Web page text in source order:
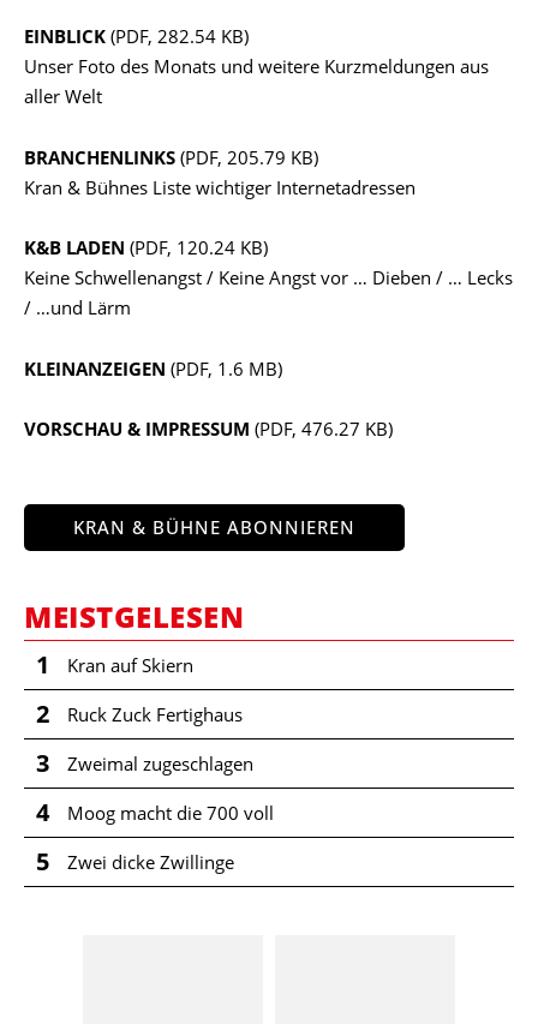
EINBLICK (PDF, 282.54 KB)
Unser Foto des Monats und weitere Kurzmeldungen aus
aller Welt
BRANCHENLINKS (PDF, 205.79 KB)
Kran & Bühnes Liste wichtiger Internetadressen
K&B LADEN (PDF, 120.24 KB)
Keine Schwellenangst / Keine Angst vor … Dieben / … Lecks
/ …und Lärm
KLEINANZEIGEN (PDF, 1.6 MB)
VORSCHAU & IMPRESSUM (PDF, 476.27 KB)
KRAN & BÜHNE ABONNIEREN
MEISTGELESEN
1 Kran auf Skiern
2 Ruck Zuck Fertighaus
3 Zweimal zugeschlagen
4 Moog macht die 700 voll
5 Zwei dicke Zwillinge